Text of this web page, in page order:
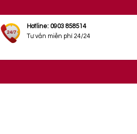
Hotline: 0903 858514
Tư vấn miễn phí 24/24